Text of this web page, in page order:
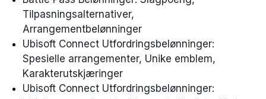
Tilpasningsalternativer,
Arrangementbelønninger
Ubisoft Connect Utfordringsbelønninger:
Spesielle arrangementer, Unike emblem,
Karakterutskjæringer
Ubisoft Connect Utfordringsbelønninger: